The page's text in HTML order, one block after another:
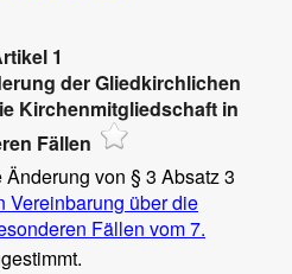
1
der Gliedkirchlichen
Kirchenmitgliedschaft in
Fällen
von § 3 Absatz 3
Vereinbarung über die
Fällen vom 7.